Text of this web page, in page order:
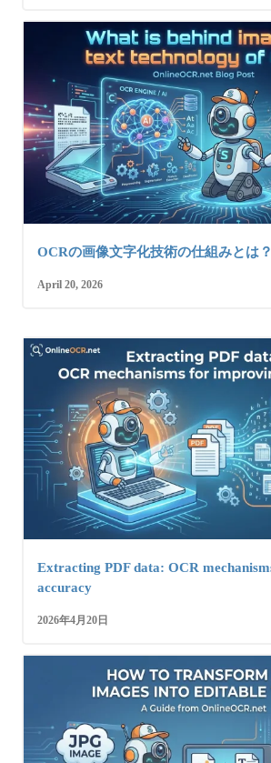
OCRの画像文字化技術の仕組みとは？
April 20, 2026
Extracting PDF data: OCR
accuracy
2026年4月20日